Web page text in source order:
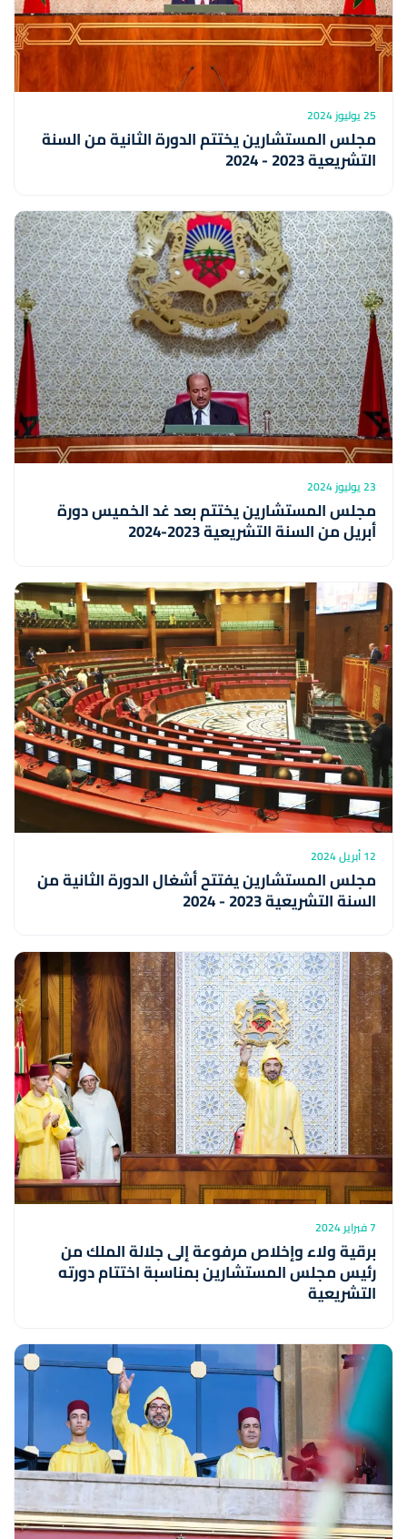
25 يوليوز 2024
مجلس المستشارين يختتم الدورة الثانية من السنة
التشريعية 2023 - 2024
23 يوليوز 2024
مجلس المستشارين يختتم بعد غد الخميس دورة
أبريل من السنة التشريعية 2023-2024
12 أبريل 2024
مجلس المستشارين يفتتح أشغال الدورة الثانية من
السنة التشريعية 2023 - 2024
7 فبراير 2024
برقية ولاء وإخلاص مرفوعة إلى جلالة الملك من
رئيس مجلس المستشارين بمناسبة اختتام دورته
التشريعية